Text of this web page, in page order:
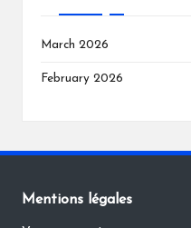
March 2026
February 2026
Mentions légales